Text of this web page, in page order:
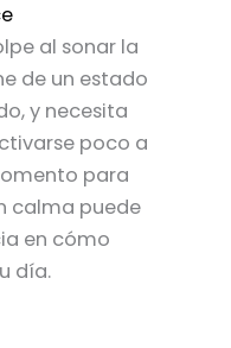
al sonar la
de un estado
y necesita
poco a
para
calma puede
en cómo
día.